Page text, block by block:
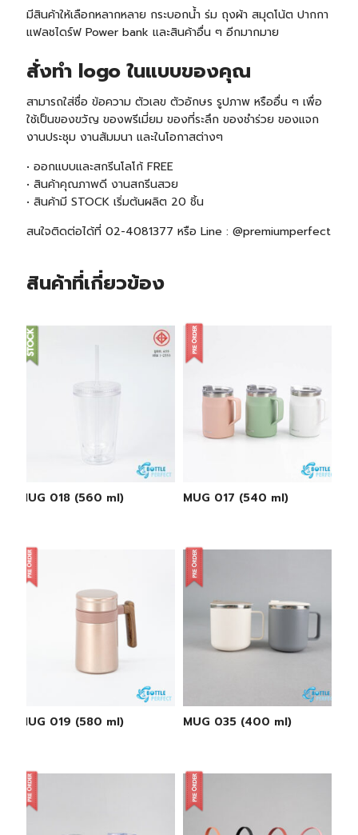
มีสินค้าให้เลือกหลากหลาย กระบอกน้ำ ร่ม ถุงผ้า สมุดโน้ต ปากกา
แฟลชไดร์ฟ Power bank และสินค้าอื่น ๆ อีกมากมาย
สั่งทำ logo ในแบบของคุณ
สามารถใส่ชื่อ ข้อความ ตัวเลข ตัวอักษร รูปภาพ หรืออื่น ๆ เพื่อ
ใช้เป็นของขวัญ ของพรีเมี่ยม ของที่ระลึก ของชำร่วย ของแจก
งานประชุม งานสัมมนา และในโอกาสต่างๆ
• ออกแบบและสกรีนโลโก้ FREE
• สินค้าคุณภาพดี งานสกรีนสวย
• สินค้ามีSTOCK เริ่มต้นผลิต 20 ชิ้น
สนใจติดต่อได้ที่ 02-4081377 หรือ Line : @premiumperfect
สินค้าที่เกี่ยวข้อง
MUG 018 (560 ml) MUG 017 (540 ml)
MUG 019 (580 ml) MUG 035 (400 ml)